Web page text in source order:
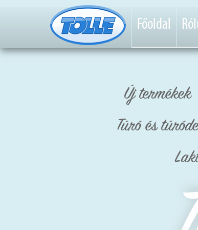
Főoldal
Új termékek
Túró és